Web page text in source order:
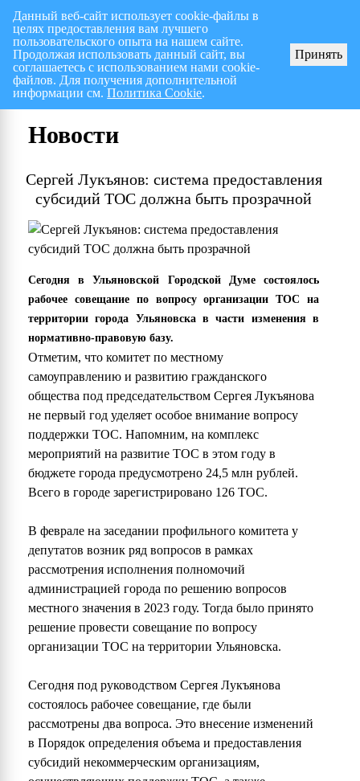
Перспективный план работ на I полугодие 2026 г.
Новости
Сергей Лукъянов: система предоставления
субсидий ТОС должна быть прозрачной
Сегодня в Ульяновской Городской Думе состоялось
рабочее совещание по вопросу организации ТОС на
территории города Ульяновска в части изменения в
нормативно-правовую базу.
Отметим, что комитет по местному
самоуправлению и развитию гражданского
общества под председательством Сергея Лукъянова
не первый год уделяет особое внимание вопросу
поддержки ТОС. Напомним, на комплекс
мероприятий на развитие ТОС в этом году в
бюджете города предусмотрено 24,5 млн рублей.
Всего в городе зарегистрировано 126 ТОС.
В феврале на заседании профильного комитета у
депутатов возник ряд вопросов в рамках
рассмотрения исполнения полномочий
администрацией города по решению вопросов
местного значения в 2023 году. Тогда было принято
решение провести совещание по вопросу
организации ТОС на территории Ульяновска.
Сегодня под руководством Сергея Лукъянова
состоялось рабочее совещание, где были
рассмотрены два вопроса. Это внесение изменений
в Порядок определения объема и предоставления
субсидий некоммерческим организациям,
Данный веб-сайт использует cookie-файлы в
целях предоставления вам лучшего
пользовательского опыта на нашем сайте.
Продолжая использовать данный сайт, вы
соглашаетесь с использованием нами cookie-
файлов. Для получения дополнительной
информации см.Политика Cookie.
Принять